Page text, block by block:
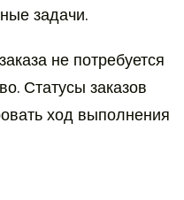
задачи.
не потребуется
Статусы заказов
ход выполнения